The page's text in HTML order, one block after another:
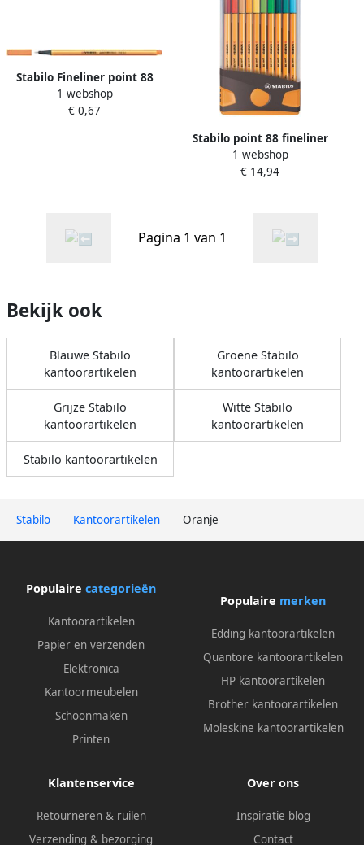
Stabilo Kantoorartikelen Oranje
Stabilo Fineliner point 88
054 fijn neon oranje
1 webshop
€ 0,67
Stabilo point 88 fineliner
ColorParade grijs-oranje
doos 20 stuks in
1 webshop
€ 14,94
Pagina 1 van 1
Bekijk ook
Blauwe Stabilo
kantoorartikelen
Groene Stabilo
kantoorartikelen
Grijze Stabilo
kantoorartikelen
Witte Stabilo
kantoorartikelen
Stabilo kantoorartikelen
Populaire categorieën
Kantoorartikelen
Papier en verzenden
Elektronica
Kantoormeubelen
Schoonmaken
Printen
Populaire merken
Edding kantoorartikelen
Quantore kantoorartikelen
HP kantoorartikelen
Brother kantoorartikelen
Moleskine kantoorartikelen
Klantenservice
Retourneren & ruilen
Verzending & bezorging
Over ons
Inspiratie blog
Contact